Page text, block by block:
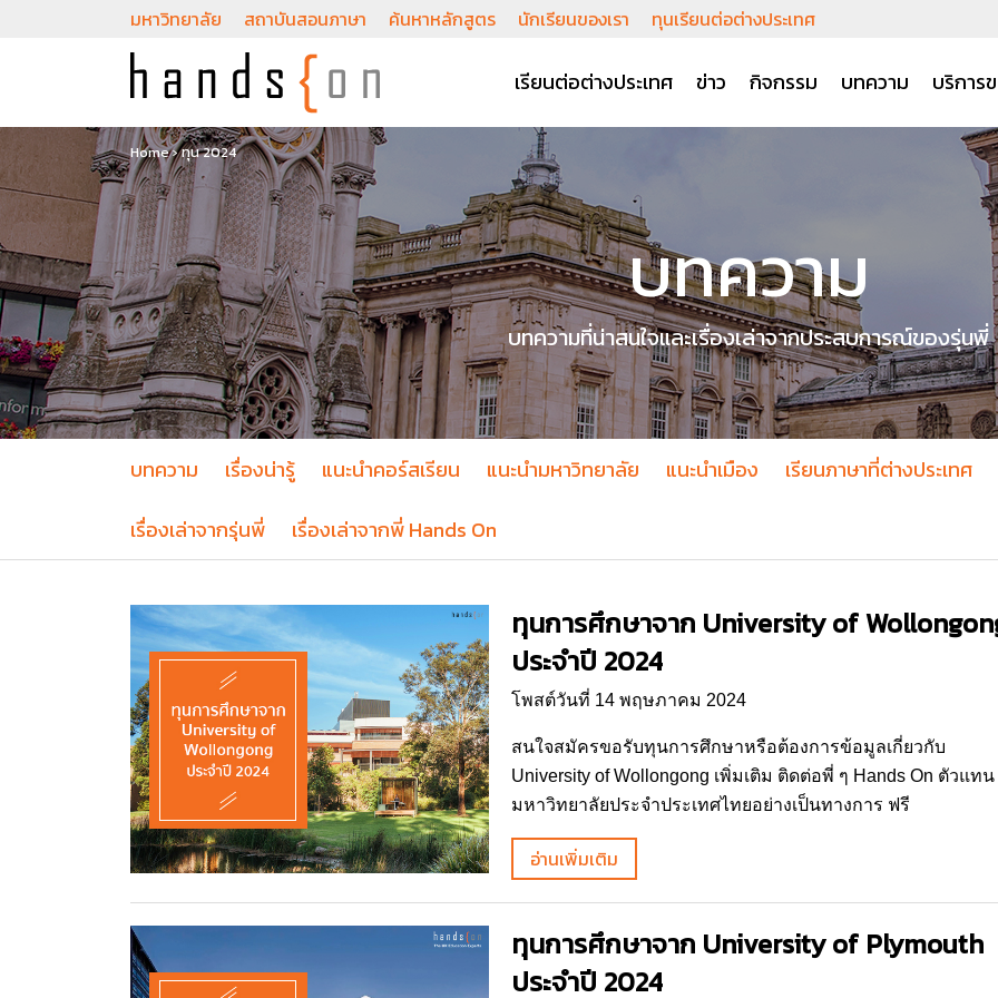
มหาวิทยาลัย สถาบันสอนภาษา ค้นหาหลักสูตร นักเรียนของเรา ทุนเรียนต่อต่างประเทศ
เรียนต่อต่างประเทศ ข่าว กิจกรรม บทความ บริการ
Home›ทุน 2024
บทความ
บทความที่น่าสนใจและเรื่องเล่าจากประสบการณ์ของรุ่นพี่
บทความ เรื่องน่ารู้ แนะนำคอร์สเรียน แนะนำมหาวิทยาลัย แนะนำเมือง
เรียนภาษาที่ต่างประเทศ
เรื่องเล่าจากรุ่นพี่
เรื่องเล่าจากพี่ Hands On
ทุนการศึกษาจาก University of
ประจำปี 2024
โพสต์วันที่ 14 พฤษภาคม 2024
สนใจสมัครขอรับทุนการศึกษาหรือต้องการข้อมูลเกี่ยวกับ
University of Wollongong เพิ่มเติม ติดต่อพี่ ๆ Hands On ตัวแทน
มหาวิทยาลัยประจำประเทศไทยอย่างเป็นทางการ ฟรี
อ่านเพิ่มเติม
ทุนการศึกษาจาก University of Plymouth
ประจำปี 2024